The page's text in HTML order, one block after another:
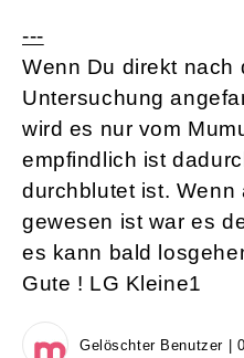
---
Wenn Du direkt nach
Untersuchung
wird es nur vom
empfindlich ist
durchblutet ist. Wenn
gewesen ist war es
es kann bald
Gute ! LG Kleine1
Gelöschter Benutzer |